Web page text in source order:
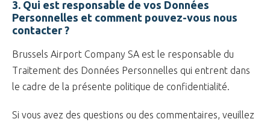
3. Qui est responsable de vos Données
Personnelles et comment pouvez-vous nous
contacter ?
Brussels Airport Company SA est le responsable du
Traitement des Données Personnelles qui entrent dans
le cadre de la présente politique de confidentialité.
Si vous avez des questions ou des commentaires, veuillez